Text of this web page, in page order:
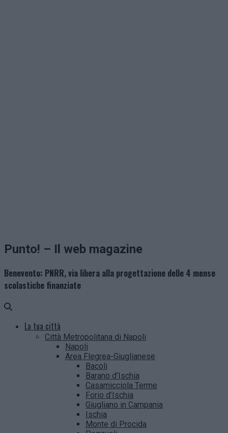
Punto! – Il web magazine
Benevento: PNRR, via libera alla progettazione delle 4 mense
scolastiche finanziate
La tua città
Città Metropolitana di Napoli
Napoli
Area Flegrea-Giuglianese
Bacoli
Barano d’Ischia
Casamicciola Terme
Forio d’Ischia
Giugliano in Campania
Ischia
Monte di Procida